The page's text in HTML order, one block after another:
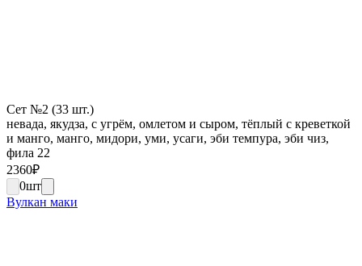
Сет №2 (33 шт.)
невада, якудза, с угрём, омлетом и сыром, тёплый с креветкой
и манго, манго, мидори, уми, усаги, эби темпура, эби чиз,
фила 22
2360₽
0шт
Вулкан маки